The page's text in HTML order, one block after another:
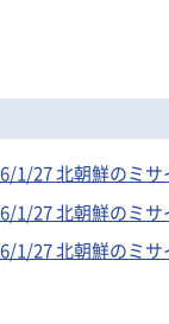
1/27 北朝鮮のミサ
1/27 北朝鮮のミサ
1/27 北朝鮮のミサ